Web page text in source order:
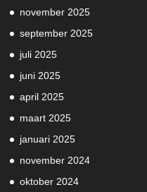
november 2025
september 2025
juli 2025
juni 2025
april 2025
maart 2025
januari 2025
november 2024
oktober 2024